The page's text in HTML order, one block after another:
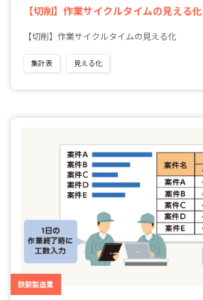
【切削】作業サイクルタイムの見える化
【切削】作業サイクルタイムの見える化
集計表 見える化
鉄鋼製造業